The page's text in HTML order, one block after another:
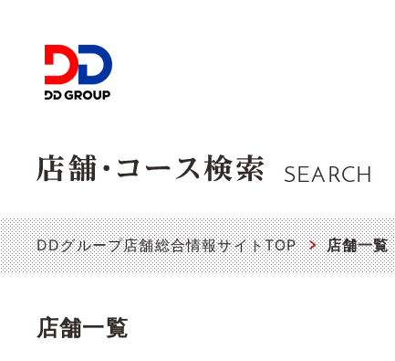
SEARCH
DDグループ店舗総合情報サイトTOP 店舗一覧
店舗一覧